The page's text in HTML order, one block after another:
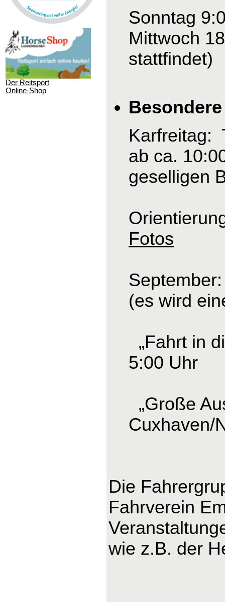
Der Reitsport
Online-Shop
Sonntag
Mittwoch
stattfindet)
Karfreitag:
ab ca.
geselligen
Fotos
(es wird
„Fahrt in
5:00 Uhr
„Große
Cuxhaven/
Die
Fahrverein
wie z.B. der